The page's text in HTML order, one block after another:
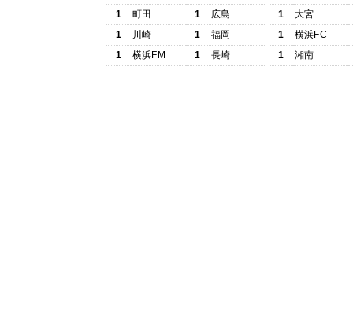
1
町田 1
広島
1
川崎 1
福岡
1
横浜FM 1 長崎
1
大宮
1
横浜FC
1
湘南